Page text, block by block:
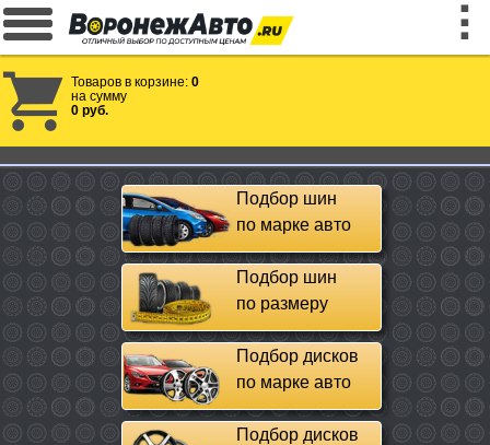
Товаров в корзине: 0
на сумму
0 руб.
Подбор шин
по марке авто
Подбор шин
по размеру
Подбор дисков
по марке авто
Подбор дисков